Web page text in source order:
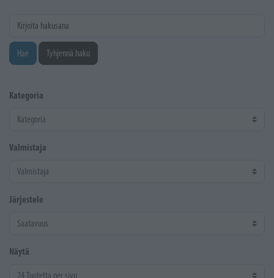
Kirjoita hakusana
Hae Tyhjennä haku
Kategoria
Valmistaja
Järjestele
Näytä